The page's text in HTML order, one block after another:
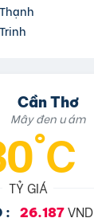
Cần Thơ
Mây đen u ám
TỶ GIÁ
: 26.187 VND